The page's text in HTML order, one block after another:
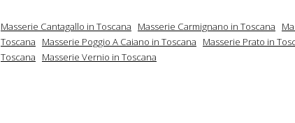
Masserie Cantagallo in Toscana Masserie Carmignano in Toscana
Toscana
Masserie Poggio A Caiano in Toscana Masserie Prato in
Toscana
Masserie Vernio in Toscana